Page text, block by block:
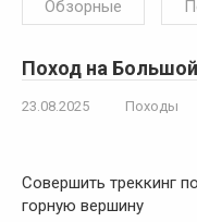
Обзорные
Поход на
23.08.2025 Походы
Совершить треккинг
горную вершину